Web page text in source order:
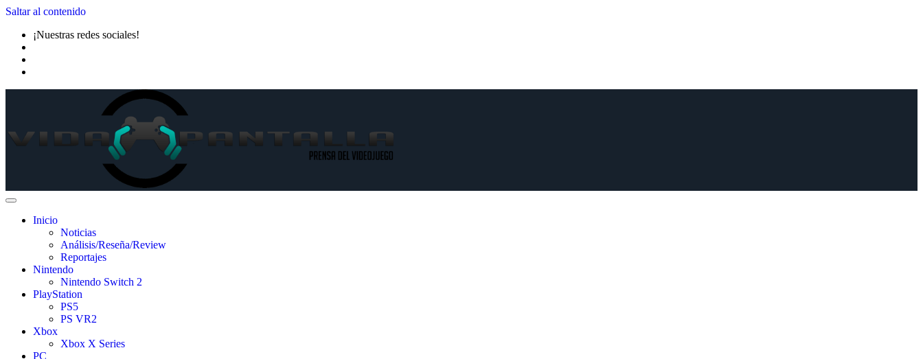
Saltar al contenido
¡Nuestras redes sociales!
Inicio
Noticias
Análisis/Reseña/Review
Reportajes
Nintendo
Nintendo Switch 2
PlayStation
PS5
PS VR2
Xbox
Xbox X Series
PC